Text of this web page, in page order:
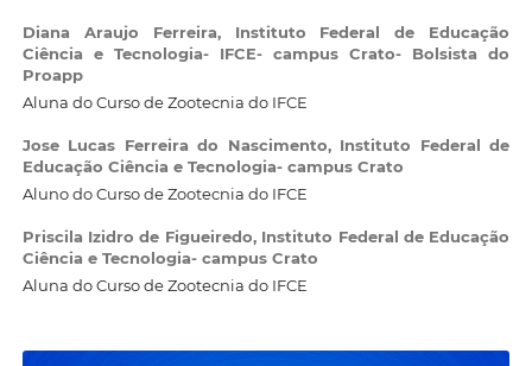
Diana Araujo Ferreira, Instituto Federal de Educação
Ciência e Tecnologia- IFCE- campus Crato- Bolsista do
Proapp
Aluna do Curso de Zootecnia do IFCE
Jose Lucas Ferreira do Nascimento, Instituto Federal de
Educação Ciência e Tecnologia- campus Crato
Aluno do Curso de Zootecnia do IFCE
Priscila Izidro de Figueiredo, Instituto Federal de Educação
Ciência e Tecnologia- campus Crato
Aluna do Curso de Zootecnia do IFCE